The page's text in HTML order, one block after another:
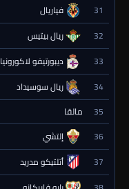
31 فياريال
32 ريال بيتيس
33 ديبورتيفو لاكورونيا
34 ريال سوسيداد
35 مالقا
36 إلتشي
37 أتلتيكو مدريد